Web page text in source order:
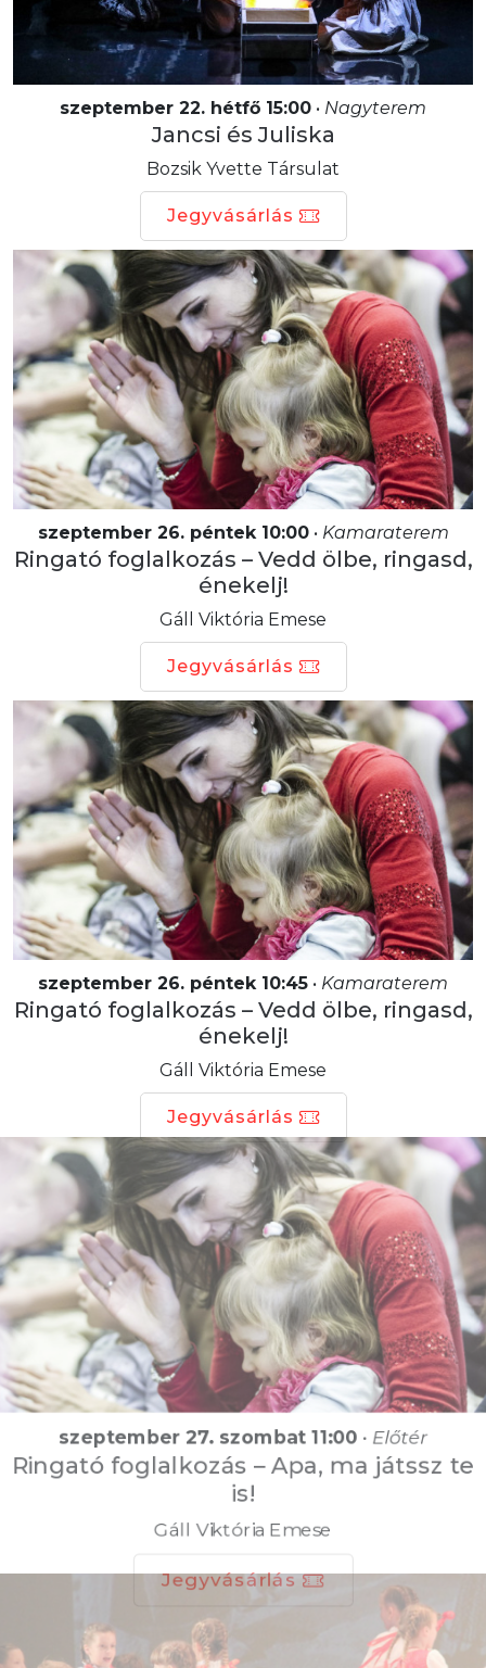
szeptember 22. hétfő 15:00 • Nagyterem
Jancsi és Juliska
Bozsik Yvette Társulat
Jegyvásárlás
szeptember 26. péntek 10:00• Kamaraterem
Ringató foglalkozás – Vedd ölbe, ringasd,
énekelj!
Gáll Viktória Emese
Jegyvásárlás
szeptember 26. péntek 10:45 • Kamaraterem
Ringató foglalkozás – Vedd ölbe, ringasd,
énekelj!
Gáll Viktória Emese
Jegyvásárlás
szeptember 27. szombat 11:00•Előtér
Ringató foglalkozás – Apa, ma játssz te
is!
Gáll Viktória Emese